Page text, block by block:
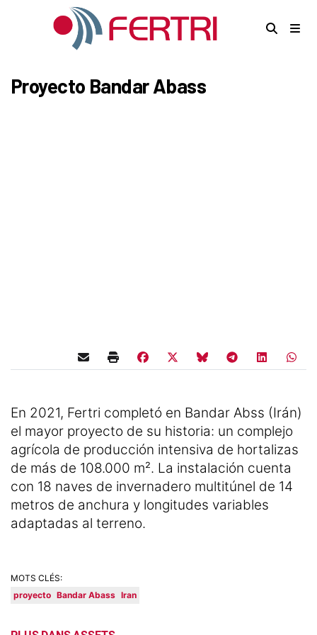
Proyecto Bandar Abass
En 2021, Fertri completó en Bandar Abss (Irán)
el mayor proyecto de su historia: un complejo
agrícola de producción intensiva de hortalizas
de más de 108.000 m². La instalación cuenta
con 18 naves de invernadero multitúnel de 14
metros de anchura y longitudes variables
adaptadas al terreno.
MOTS CLÉS:
proyecto Bandar Abass Iran